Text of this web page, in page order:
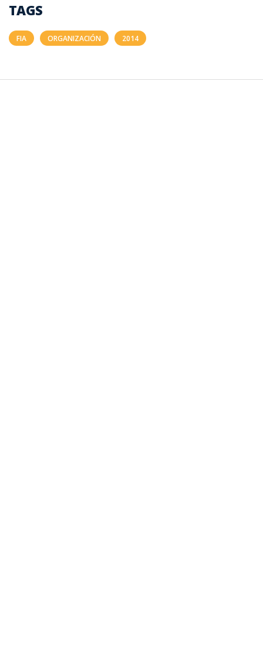
TAGS
FIA ORGANIZACIÓN 2014